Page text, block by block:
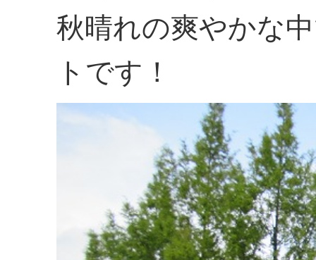
秋晴れの爽やかな
トです！